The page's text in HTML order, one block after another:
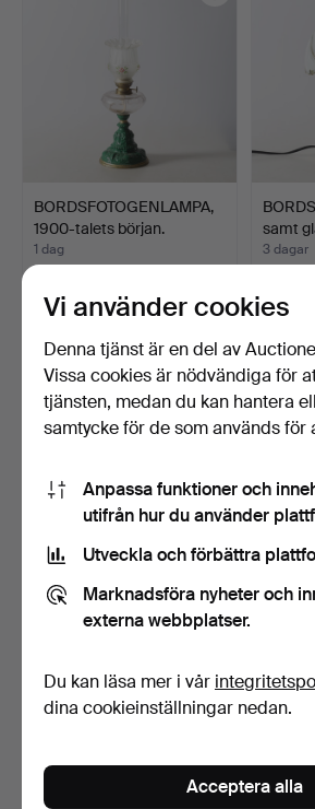
BORDSFOTOGENLAMPA,
1900-talets början.
1 dag
64 USD
samt
3 dagar
32 USD
keramik, Tilgmans, 1900-t…
Du kan också söka ivårt arkiv med
Vi använder cookies
Denna tjänst är en del av
Vissa cookies är nödvändiga för
tjänsten, medan du kan hantera
samtycke för de som används för
Anpassa funktioner och
utifrån hur du använder
Utveckla och förbättra
Marknadsföra nyheter och
externa webbplatser.
Du kan läsa mer i vår
dina cookieinställningar nedan.
Acceptera alla